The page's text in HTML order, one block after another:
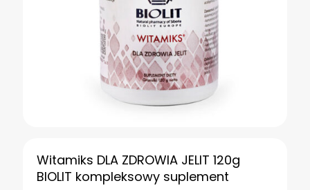
Witamiks DLA ZDROWIA JELIT 120g
BIOLIT kompleksowy suplement